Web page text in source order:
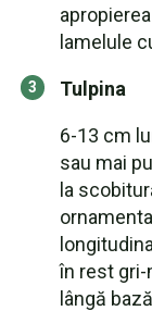
lamelule
Tulpina
6-13 cm
sau mai
la
în rest gri-
lângă